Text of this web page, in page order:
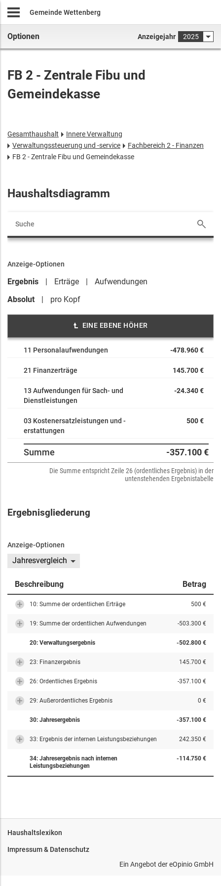
Gemeinde Wettenberg
Optionen Anzeigejahr 2025
FB 2 - Zentrale Fibu und
Gemeindekasse
Gesamthaushalt
Innere Verwaltung
Verwaltungssteuerung und -service
Fachbereich 2 - Finanzen
FB 2 - Zentrale Fibu und Gemeindekasse
Haushaltsdiagramm
Anzeige-Optionen
Ergebnis Erträge
Aufwendungen
Absolut
pro Kopf
EINE EBENE HÖHER
11 Personalaufwendungen -478.960 €
21 Finanzerträge 145.700 €
13 Aufwendungen für Sach- und
Dienstleistungen
-24.340 €
03 Kostenersatzleistungen und -
erstattungen
500 €
Summe -357.100 €
Die Summe entspricht Zeile 26 (ordentliches Ergebnis) in der
untenstehenden Ergebnistabelle
Ergebnisgliederung
Anzeige-Optionen
Jahresvergleich
Beschreibung Betrag
10: Summe der ordentlichen Erträge 500 €
19: Summe der ordentlichen Aufwendungen -503.300 €
20: Verwaltungsergebnis -502.800 €
23: Finanzergebnis 145.700 €
26: Ordentliches Ergebnis -357.100 €
29: Außerordentliches Ergebnis 0 €
30: Jahresergebnis -357.100 €
33: Ergebnis der internen Leistungsbeziehungen 242.350 €
34: Jahresergebnis nach internen
Leistungsbeziehungen
-114.750 €
Haushaltslexikon
Impressum & Datenschutz
Ein Angebot dereOpinio GmbH